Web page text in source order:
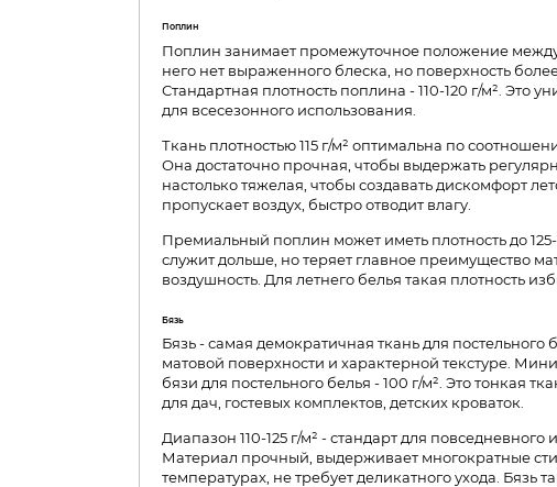
Поплин
Поплин занимает промежуточное положение
него нет выраженного блеска, но поверхность
Стандартная плотность поплина - 110-120 г/м². Это
для всесезонного использования.
Ткань плотностью 115 г/м² оптимальна по
Она достаточно прочная, чтобы выдержать
настолько тяжелая, чтобы создавать дискомфорт
пропускает воздух, быстро отводит влагу.
Премиальный поплин может иметь плотность до 125-
служит дольше, но теряет главное преимущество
воздушность. Для летнего белья такая плотность
Бязь
Бязь - самая демократичная ткань для постельного
матовой поверхности и характерной текстуре.
бязи для постельного белья - 100 г/м². Это тонкая
для дач, гостевых комплектов, детских кроваток.
Диапазон 110-125 г/м² - стандарт для повседневного
Материал прочный, выдерживает многократные
температурах, не требует деликатного ухода. Бязь